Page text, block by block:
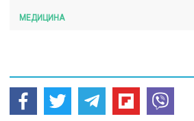
МЕДИЦИНА